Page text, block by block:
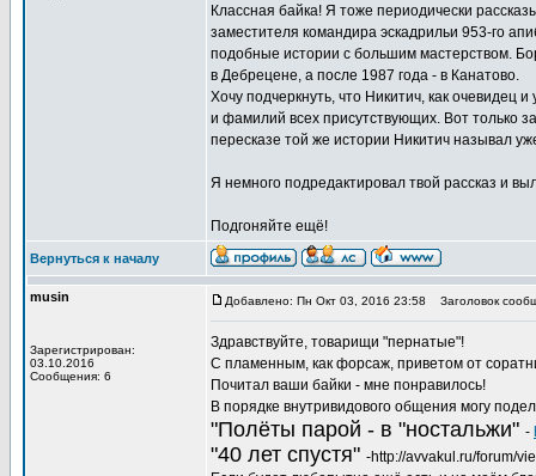
Классная байка! Я тоже периодически
заместителя командира эскадрильи 953-го
подобные истории с большим мастерством.
в Дебрецене, а после 1987 года - в Канатово.
Хочу подчеркнуть, что Никитич, как очевидец
и фамилий всех присутствующих. Вот только
пересказе той же истории Никитич называл
Я немного подредактировал твой рассказ и
Подгоняйте ещё!
Вернуться к началу
musin
Зарегистрирован:
03.10.2016
Сообщения: 6
Добавлено: Пн Окт 03, 2016 23:58 Заголовок
Здравствуйте, товарищи "пернатые"!
С пламенным, как форсаж, приветом от
Почитал ваши байки - мне понравилось!
В порядке внутривидового общения могу
"Полёты парой - в "ностальжи" -
"40 лет спустя" -http://avvakul.ru/forum/